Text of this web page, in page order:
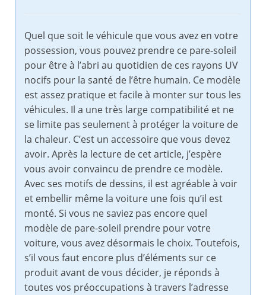
Quel que soit le véhicule que vous avez en votre
possession, vous pouvez prendre ce pare-soleil
pour être à l’abri au quotidien de ces rayons UV
nocifs pour la santé de l’être humain. Ce modèle
est assez pratique et facile à monter sur tous les
véhicules. Il a une très large compatibilité et ne
se limite pas seulement à protéger la voiture de
la chaleur. C’est un accessoire que vous devez
avoir. Après la lecture de cet article, j’espère
vous avoir convaincu de prendre ce modèle.
Avec ses motifs de dessins, il est agréable à voir
et embellir même la voiture une fois qu’il est
monté. Si vous ne saviez pas encore quel
modèle de pare-soleil prendre pour votre
voiture, vous avez désormais le choix. Toutefois,
s’il vous faut encore plus d’éléments sur ce
produit avant de vous décider, je réponds à
toutes vos préoccupations à travers l’adresse